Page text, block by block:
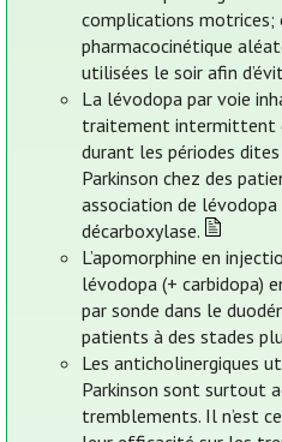
complications motrices;
pharmacocinétique
utilisées le soir afin
La lévodopa par voie
traitement intermittent
durant les périodes
Parkinson chez des
association de
décarboxylase.
L’apomorphine en
lévodopa (+ carbidopa)
par sonde dans le
patients à des stades
Les anticholinergiques
Parkinson sont surtout
tremblements. Il n’est